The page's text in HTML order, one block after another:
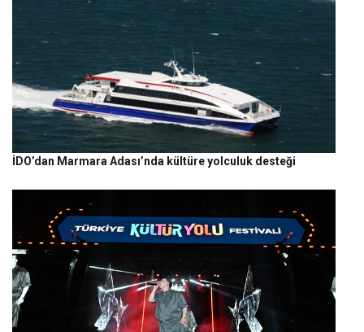
İDO’dan Marmara Adası’nda kültüre yolculuk desteği